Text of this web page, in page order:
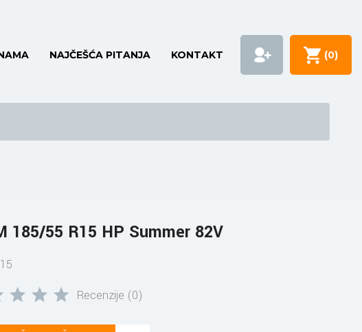
NAJČEŠĆA PITANJA KONTAKT (0)
185/55 R15 HP Summer 82V
Recenzije (0)